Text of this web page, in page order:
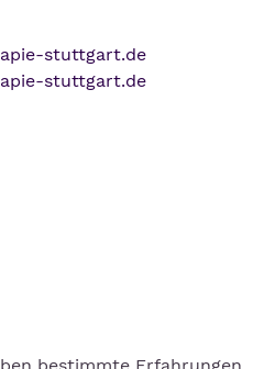
stuttgart.de
stuttgart.de